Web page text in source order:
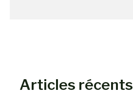
Articles récents